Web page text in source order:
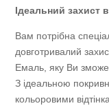
Ідеальний захист
Вам потрібна
довготривалий
Емаль, яку Ви
З ідеальною
кольоровими